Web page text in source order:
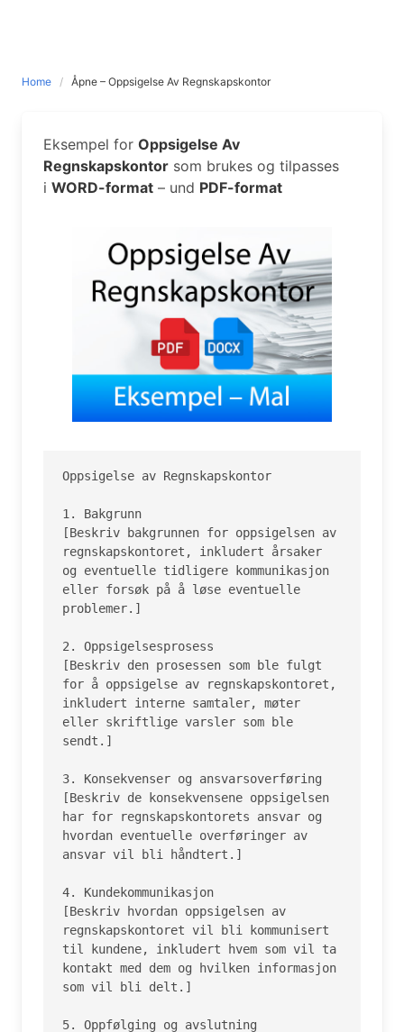
Home Åpne – Oppsigelse Av Regnskapskontor
Eksempel for Oppsigelse Av
Regnskapskontor som brukes og tilpasses
i WORD-format – und PDF-format
Oppsigelse av Regnskapskontor
1. Bakgrunn
[Beskriv bakgrunnen for oppsigelsen av
regnskapskontoret, inkludert årsaker
og eventuelle tidligere kommunikasjon
eller forsøk på å løse eventuelle
problemer.]
2. Oppsigelsesprosess
[Beskriv den prosessen som ble fulgt
for å oppsigelse av regnskapskontoret,
inkludert interne samtaler, møter
eller skriftlige varsler som ble
sendt.]
3. Konsekvenser og ansvarsoverføring
[Beskriv de konsekvensene oppsigelsen
har for regnskapskontorets ansvar og
hvordan eventuelle overføringer av
ansvar vil bli håndtert.]
4. Kundekommunikasjon
[Beskriv hvordan oppsigelsen av
regnskapskontoret vil bli kommunisert
til kundene, inkludert hvem som vil ta
kontakt med dem og hvilken informasjon
som vil bli delt.]
5. Oppfølging og avslutning